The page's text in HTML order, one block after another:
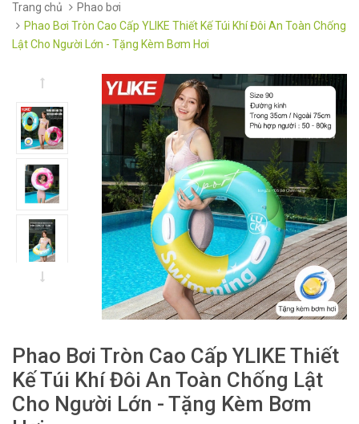
Trang chủ
Phao bơi
Phao Bơi Tròn Cao Cấp YLIKE Thiết Kế Túi Khí Đôi An Toàn Chống
Lật Cho Người Lớn - Tặng Kèm Bơm Hơi
Phao Bơi Tròn Cao Cấp YLIKE Thiết
Kế Túi Khí Đôi An Toàn Chống Lật
Cho Người Lớn - Tặng Kèm Bơm